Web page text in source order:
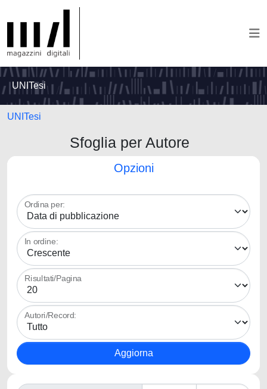
UNITesi
UNITesi
Sfoglia per Autore
Opzioni
Ordina per:
In ordine:
Risultati/Pagina
Autori/Record: